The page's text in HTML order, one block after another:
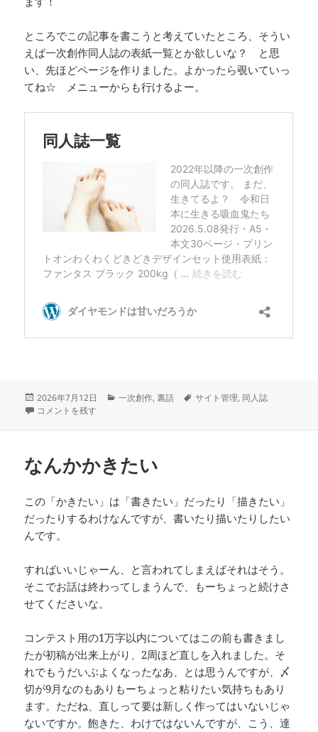
ところでこの記事を書こうと考えていたところ、そうい
えば一次創作同人誌の表紙一覧とか欲しいな？ と思
い、先ほどページを作りました。よかったら覗いていっ
てね☆ メニューからも行けるよー。
投
稿
2026年7月12日
カ
一次創作,裏話
タ
サイト管理, 同人誌
どうして紙の同人誌を作るかって？ に
コメントを残す
なんかかきたい
この「かきたい」は「書きたい」だったり「描きたい」
だったりするわけなんですが、書いたり描いたりしたい
んです。
すればいいじゃーん、と言われてしまえばそれはそう。
そこでお話は終わってしまうんで、もーちょっと続けさ
せてくださいな。
コンテスト用の1万字以内についてはこの前も書きまし
たが初稿が出来上がり、2周ほど直しを入れました。そ
れでもうだいぶよくなったなあ、とは思うんですが、〆
切が9月なのもありもーちょっと粘りたい気持ちもあり
ます。ただね、直しって要は新しく作ってはいないじゃ
ないですか。飽きた、わけではないんですが、こう、達